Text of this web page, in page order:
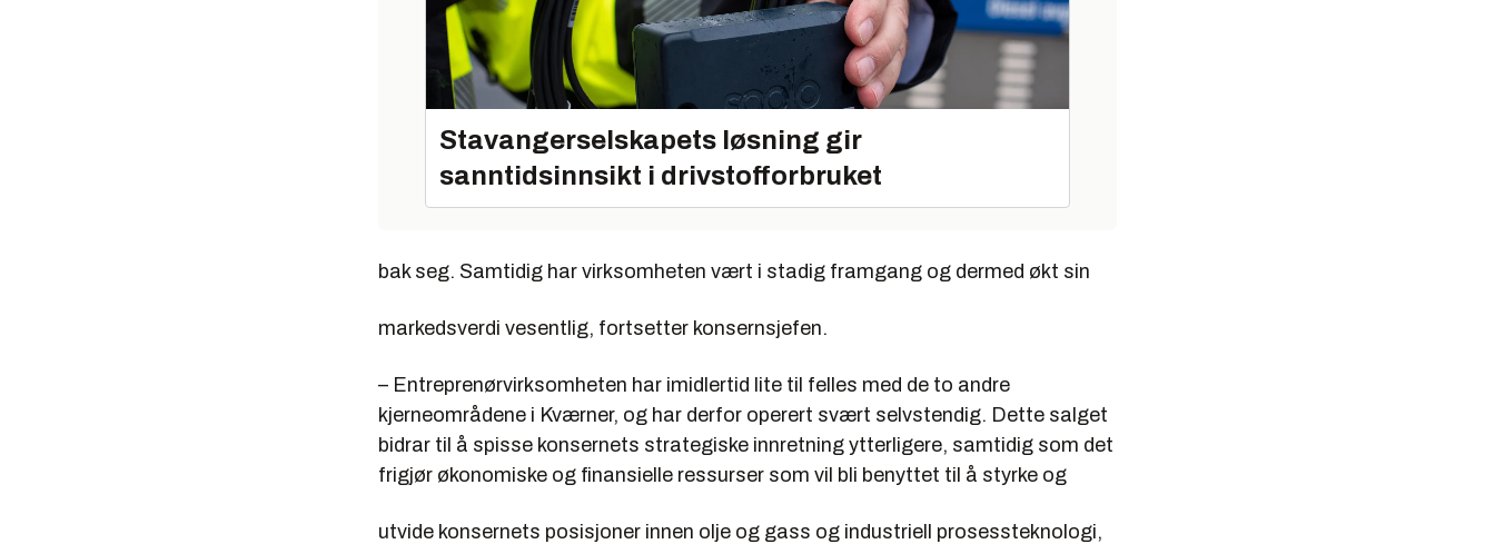
Stavangerselskapets løsning gir
sanntidsinnsikt i drivstofforbruket
bak seg. Samtidig har virksomheten vært i stadig framgang og dermed økt sin
markedsverdi vesentlig, fortsetter konsernsjefen.
– Entreprenørvirksomheten har imidlertid lite til felles med de to andre
kjerneområdene i Kværner, og har derfor operert svært selvstendig. Dette salget
bidrar til å spisse konsernets strategiske innretning ytterligere, samtidig som det
frigjør økonomiske og finansielle ressurser som vil bli benyttet til å styrke og
utvide konsernets posisjoner innen olje og gass og industriell prosessteknologi,